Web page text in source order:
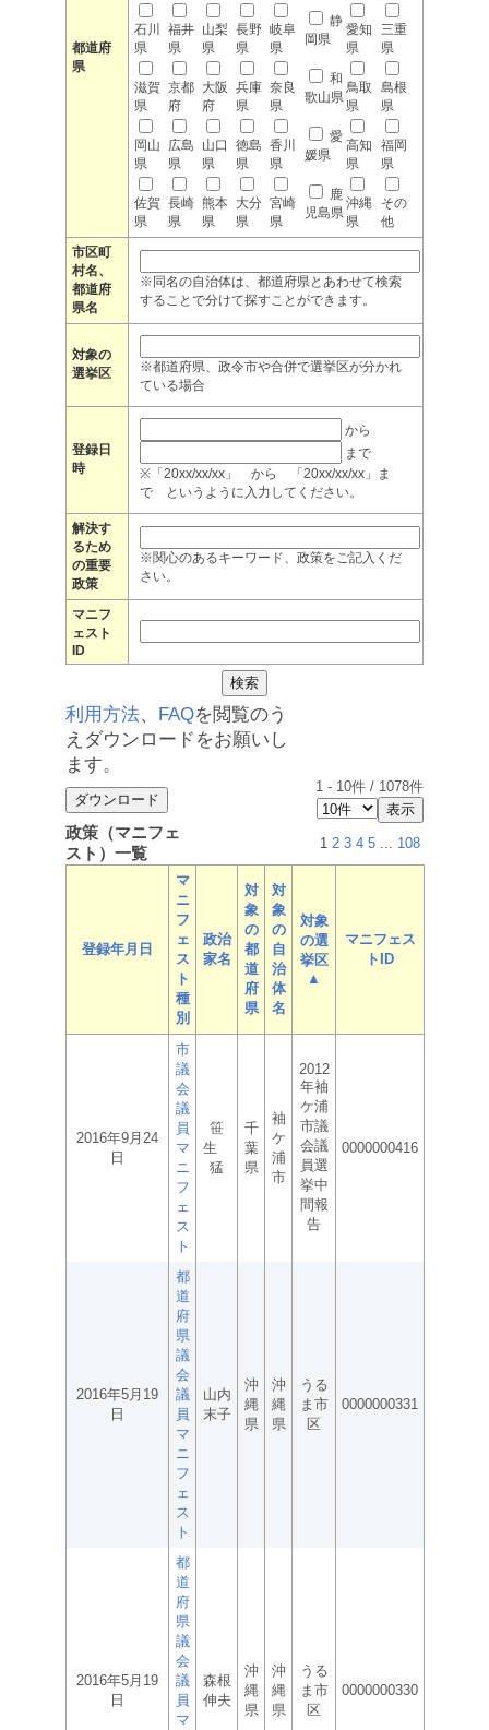
都道府
県
石川
県
福井
県
山梨
県
長野
県
岐阜
県
静
岡県
愛知
県
三重
県
滋賀
県
京都
府
大阪
府
兵庫
県
奈良
県
和
歌山県
鳥取
県
島根
県
岡山
県
広島
県
山口
県
徳島
県
香川
県
愛
媛県
高知
県
福岡
県
佐賀
県
長崎
県
熊本
県
大分
県
宮崎
県
鹿
児島県
沖縄
県
その
他
市区町
村名、
都道府
県名
※同名の自治体は、都道府県とあわせて検索
することで分けて探すことができます。
対象の
選挙区
※都道府県、政令市や合併で選挙区が分かれ
ている場合
登録日
時
から
まで
※「20xx/xx/xx」 から 「20xx/xx/xx」ま
で というように入力してください。
解決す
るため
の重要
政策
※関心のあるキーワード、政策をご記入くだ
さい。
マニフ
ェスト
ID
利用方法、 FAQを閲覧のう
えダウンロードをお願いし
ます。
1 - 10件 / 1078件
政策（マニフェ
スト）一覧
1 2 3 4 5 ... 108
登録年月日
マ
ニ
フ
ェ
ス
ト
種
別
政治
家名
対
象
の
都
道
府
県
対
象
の
自
治
体
名
対象
の選
挙区
▲
マニフェス
トID
2016年9月24
日
市
議
会
議
員
マ
ニ
フ
ェ
ス
ト
笹
生
猛
千
葉
県
袖
ケ
浦
市
2012
年袖
ケ浦
市議
会議
員選
挙中
間報
告
0000000416
2016年5月19
日
都
道
府
県
議
会
議
員
マ
ニ
フ
ェ
ス
ト
山内
末子
沖
縄
県
沖
縄
県
うる
ま市
区
0000000331
2016年5月19
日
都
道
府
県
議
会
議
員
マ
森根
伸夫
沖
縄
県
沖
縄
県
うる
ま市
区
0000000330